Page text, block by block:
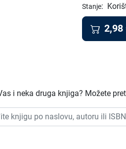
Stanje:
2,98
i neka druga knjiga? Možete